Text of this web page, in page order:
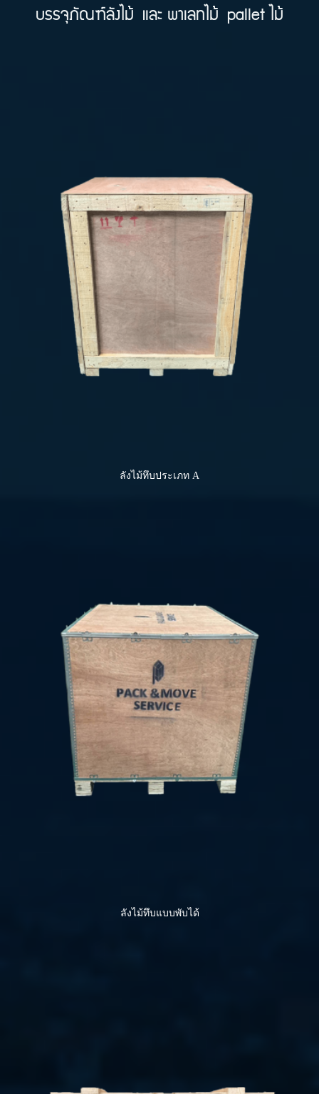
บรรจุภัณฑ์ลังไม้ และ พาเลทไม้ pallet ไม้
ลังไม้ทึบประเภท A
ลังไม้ทึบแบบพับได้